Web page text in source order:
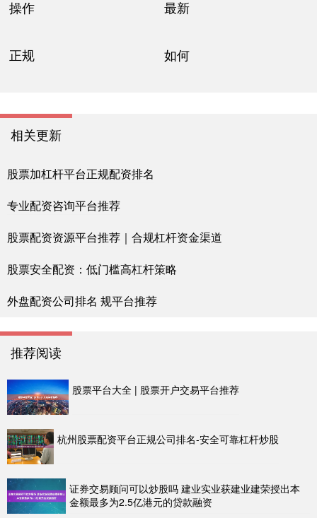
操作 最新
正规 如何
相关更新
股票加杠杆平台正规配资排名
专业配资咨询平台推荐
股票配资资源平台推荐｜合规杠杆资金渠道
股票安全配资：低门槛高杠杆策略
外盘配资公司排名 规平台推荐
推荐阅读
股票平台大全 | 股票开户交易平台推荐
杭州股票配资平台正规公司排名-安全可靠杠杆炒股
证券交易顾问可以炒股吗 建业实业获建业建荣授出本
金额最多为2.5亿港元的贷款融资